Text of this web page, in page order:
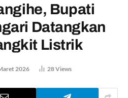
Bupati
Datangkan
Listrik
2026 28Views